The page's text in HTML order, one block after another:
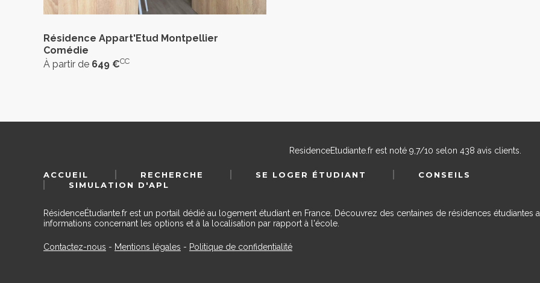
Résidence Appart'Etud Montpellier
Comédie
À partir de 649 €CC
ResidenceEtudiante.frest noté 9,7/10 selon 438 avis clients.
ACCUEIL RECHERCHE SE LOGER ÉTUDIANT
CONSEILS
SIMULATION D'APL
RésidenceÉtudiante.fr est un portail dédié au logement étudiant en France. Découvrez des centaines de résidences étudiantes
informations concernant les options et à la localisation par rapport à l'école.
Contactez-nous - Mentions légales - Politique de confidentialité